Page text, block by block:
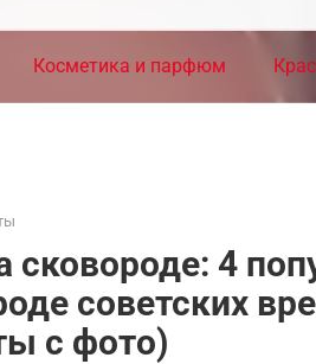
Косметика и парфюм
сковороде: 4
советских
с фото)